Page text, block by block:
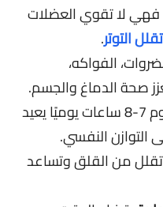
فهي لا تقوي العضلات
تقلل التوتر.
الفواكه،
صحة الدماغ والجسم.
النوم 7-8 ساعات يوميًا يعيد
النفسي.
تقلل من القلق وتساعد